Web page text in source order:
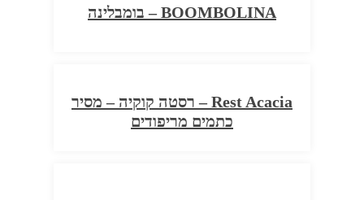
BOOMBOLINA – בומבלינה
Rest Acacia – רסטה קוקיה – מסיר
כתמים מריפודים